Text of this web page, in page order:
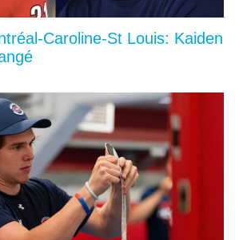
Caroline-St Louis: Kaiden